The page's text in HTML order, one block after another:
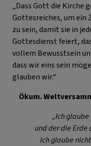
„Dass Gott die Kirche
Gottesreiches, um ein
zu sein, damit sie in
Gottesdienst feiert,
vollem Bewusstsein
dass wir eins sein
glauben wir.“
Ökum.
„Ich
und der die Erde
Ich glaube